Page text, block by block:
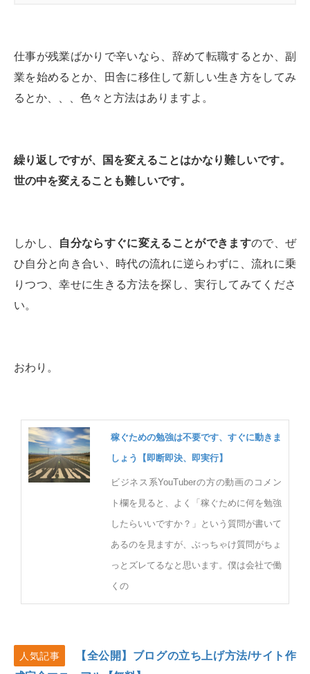
仕事が残業ばかりで辛いなら、辞めて転職するとか、副
業を始めるとか、田舎に移住して新しい生き方をしてみ
るとか、、、色々と方法はありますよ。
繰り返しですが、国を変えることはかなり難しいです。
世の中を変えることも難しいです。
しかし、 自分ならすぐに変えることができますので、ぜ
ひ自分と向き合い、時代の流れに逆らわずに、流れに乗
りつつ、幸せに生きる方法を探し、実行してみてくださ
い。
おわり。
稼ぐための勉強は不要です、すぐに動きま
しょう【即断即決、即実行】
ビジネス系YouTuberの方の動画のコメン
ト欄を見ると、よく「稼ぐために何を勉強
したらいいですか？」という質問が書いて
あるのを見ますが、ぶっちゃけ質問がちょ
っとズレてるなと思います。僕は会社で働
くの
人気記事
【全公開】ブログの立ち上げ方法/サイト作